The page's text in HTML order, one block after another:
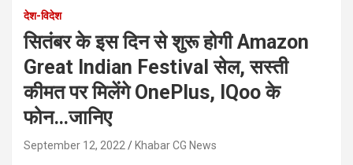
देश-विदेश
सितंबर के इस दिन से शुरू होगी Amazon
Great Indian Festival सेल, सस्ती
कीमत पर मिलेंगे OnePlus, IQoo के
फोन…जानिए
September 12, 2022 Khabar CG News